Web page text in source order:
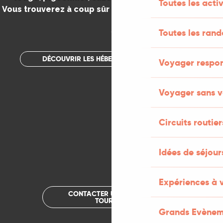
Toutes les
Toutes les
Voyager
Voyager sans
Circuits
Idées de
Expériences à
Grands
Vous trouverez à coup sûr votre bonheur dans le Lot.
.
DÉCOUVRIR LES HÉBERGEMENTS INSOLITES
CONTACTER UN OFFICE DE
TOURISME